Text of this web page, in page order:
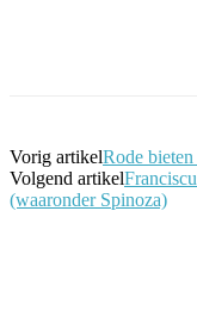
Vorig artikelRode
Volgend artikel
(waaronder Spinoza)